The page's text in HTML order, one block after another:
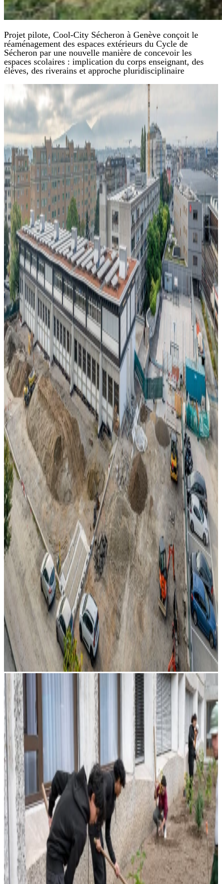
Projet pilote, Cool-City Sécheron à Genève conçoit le
réaménagement des espaces extérieurs du Cycle de
Sécheron par une nouvelle manière de concevoir les
espaces scolaires : implication du corps enseignant, des
élèves, des riverains et approche pluridisciplinaire